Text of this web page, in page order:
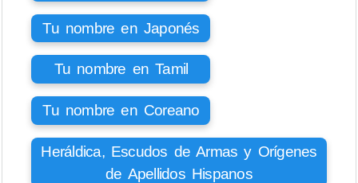
Tu nombre en Japonés
Tu nombre en Tamil
Tu nombre en Coreano
Heráldica, Escudos de Armas y Orígenes
de Apellidos Hispanos